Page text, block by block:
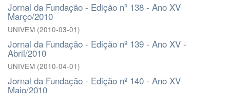
Jornal da Fundação - Edição nº 138 - Ano XV
Março/2010
UNIVEM (2010-03-01)
Jornal da Fundação - Edição nº 139 - Ano XV -
Abril/2010
UNIVEM (2010-04-01)
Jornal da Fundação - Edição nº 140 - Ano XV
Maio/2010